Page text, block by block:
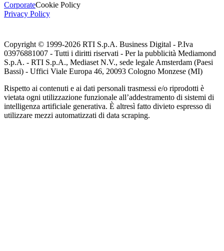
CorporateCookie Policy
Privacy Policy
Copyright © 1999-2026 RTI S.p.A. Business Digital - P.Iva
03976881007 - Tutti i diritti riservati - Per la pubblicità Mediamond
S.p.A. - RTI S.p.A., Mediaset N.V., sede legale Amsterdam (Paesi
Bassi) - Uffici Viale Europa 46, 20093 Cologno Monzese (MI)
Rispetto ai contenuti e ai dati personali trasmessi e/o riprodotti è
vietata ogni utilizzazione funzionale all’addestramento di sistemi di
intelligenza artificiale generativa. È altresì fatto divieto espresso di
utilizzare mezzi automatizzati di data scraping.